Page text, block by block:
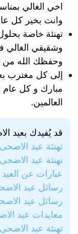
اخي الغالي
وانت بخير كل
تهنئة خاصة
وشقيقي الغالي
وحفظك الله
إلى كل مغترب
مبارك و كل
العالمين.
قد يُفيدك بعيد
تهنئة عيد
تهنئة عيد
عبارات عن
رسائل عيد
رسائل عيد
معايدات عيد
تهنئة عيد الاضحى